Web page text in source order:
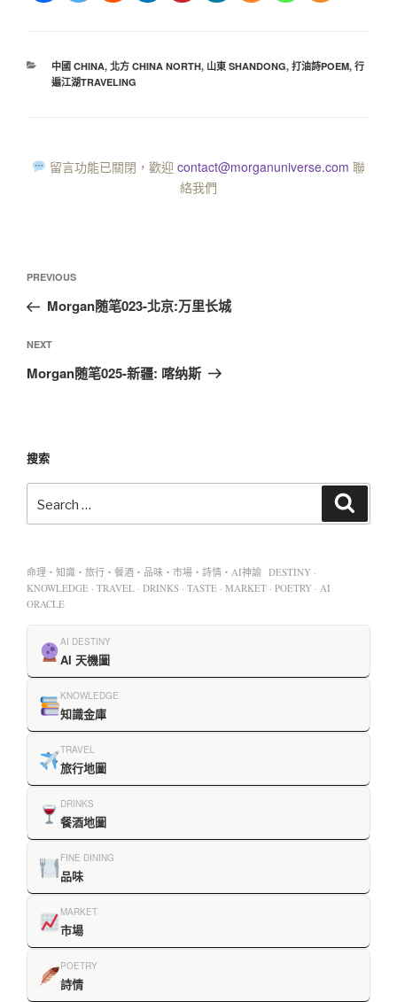
中國 CHINA, 北方 CHINA NORTH, 山東 SHANDONG, 打油詩POEM, 行
遍江湖TRAVELING
留言功能已關閉，歡迎 contact@morganuniverse.com 聯
絡我們
PREVIOUS
Morgan随笔023-北京:万里长城
NEXT
Morgan随笔025-新疆: 喀纳斯
搜索
命理・知識・旅行・餐酒・品味・市場・詩情・AI神諭 DESTINY ·
KNOWLEDGE · TRAVEL · DRINKS · TASTE · MARKET · POETRY · AI
ORACLE
AI DESTINY
AI 天機圖
KNOWLEDGE
知識金庫
TRAVEL
旅行地圖
DRINKS
餐酒地圖
FINE DINING
品味
MARKET
市場
POETRY
詩情